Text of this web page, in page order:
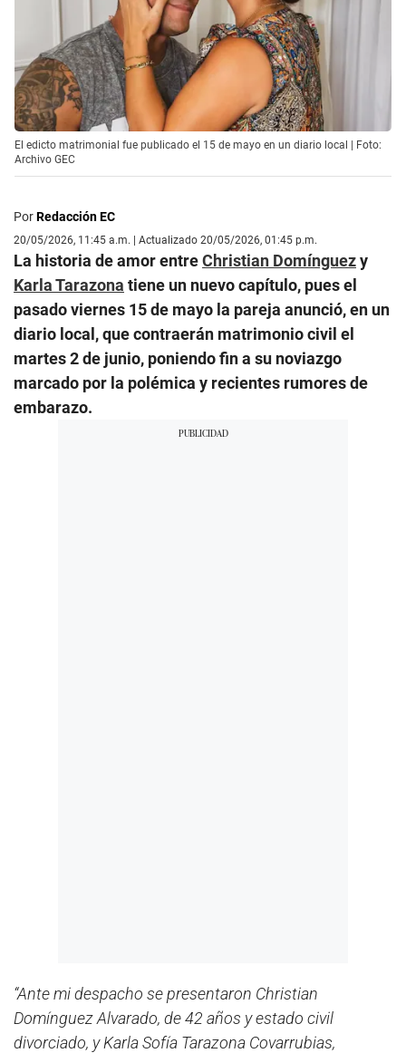
El edicto matrimonial fue publicado el 15 de mayo en un diario local | Foto:
Archivo GEC
PorRedacción EC
20/05/2026, 11:45 a.m. | Actualizado 20/05/2026, 01:45 p.m.
La historia de amor entreChristian Domínguezy
Karla Tarazona tiene un nuevo capítulo, pues el
pasado viernes 15 de mayo la pareja anunció, en un
diario local, que contraerán matrimonio civil el
martes 2 de junio, poniendo fin a su noviazgo
marcado por la polémica y recientes rumores de
embarazo.
“Ante mi despacho se presentaron Christian
Domínguez Alvarado, de 42 años y estado civil
divorciado, y Karla Sofía Tarazona Covarrubias,